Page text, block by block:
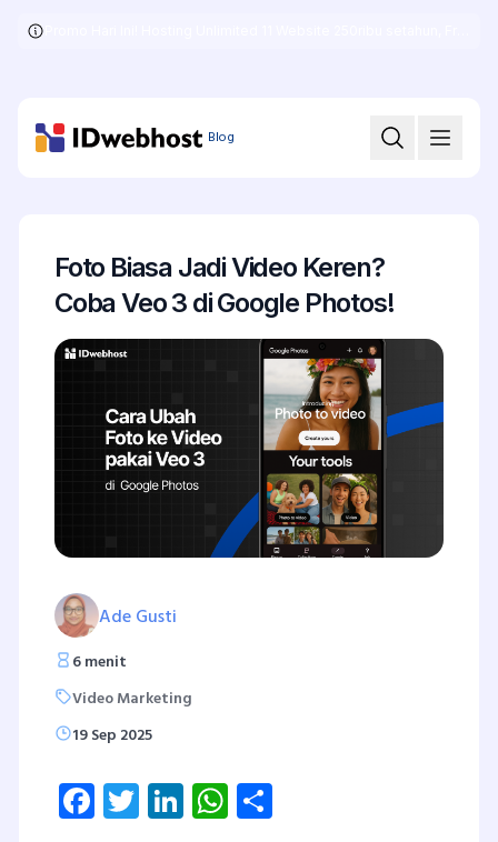
Blog
Foto Biasa Jadi Video Keren?
Coba Veo 3 di Google Photos!
Ade Gusti
6 menit
Video Marketing
19 Sep 2025
Facebook
Twitter
LinkedInWhatsApp